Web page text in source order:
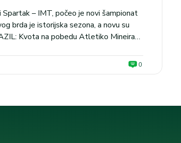
Spartak – IMT, počeo je novi šampionat
brda je istorijska sezona, a novu su
Kvota na pobedu Atletiko Mineira
0